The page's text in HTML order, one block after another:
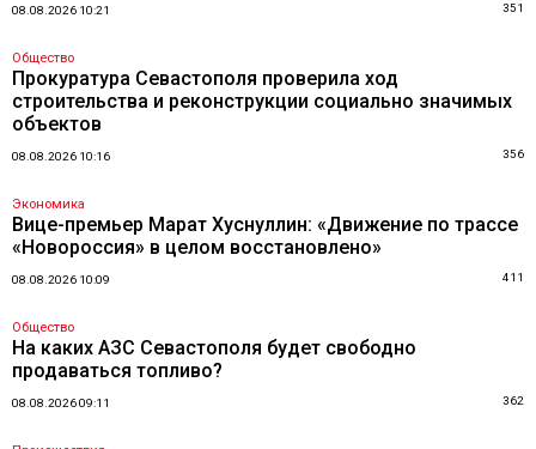
08.08.2026 10:21 351
Общество
Прокуратура Севастополя проверила ход
строительства и реконструкции социально значимых
объектов
08.08.2026 10:16 356
Экономика
Вице-премьер Марат Хуснуллин: «Движение по трассе
«Новороссия» в целом восстановлено»
08.08.2026 10:09 411
Общество
На каких АЗС Севастополя будет свободно
продаваться топливо?
08.08.2026 09:11 362